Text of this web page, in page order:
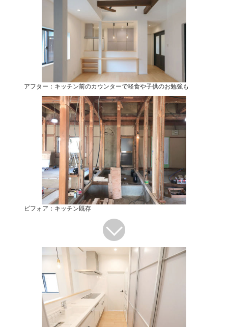
アフター：キッチン前のカウンターで軽食や子供のお勉強も
ビフォア：キッチン既存